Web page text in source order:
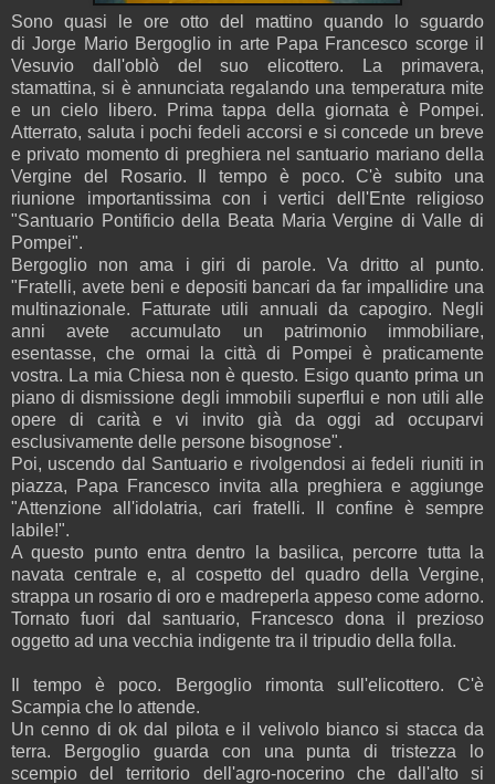
Sono quasi le ore otto del mattino quando lo sguardo
di Jorge Mario Bergoglio in arte Papa Francesco scorge il
Vesuvio dall'oblò del suo elicottero. La primavera,
stamattina, si è annunciata regalando una temperatura mite
e un cielo libero. Prima tappa della giornata è Pompei.
Atterrato, saluta i pochi fedeli accorsi e si concede un breve
e privato momento di preghiera nel santuario mariano della
Vergine del Rosario. Il tempo è poco. C'è subito una
riunione importantissima con i vertici dell'Ente religioso
"Santuario Pontificio della Beata Maria Vergine di Valle di
Pompei".
Bergoglio non ama i giri di parole. Va dritto al punto.
"Fratelli, avete beni e depositi bancari da far impallidire una
multinazionale. Fatturate utili annuali da capogiro. Negli
anni avete accumulato un patrimonio immobiliare,
esentasse, che ormai la città di Pompei è praticamente
vostra. La mia Chiesa non è questo. Esigo quanto prima un
piano di dismissione degli immobili superflui e non utili alle
opere di carità e vi invito già da oggi ad occuparvi
esclusivamente delle persone bisognose".
Poi, uscendo dal Santuario e rivolgendosi ai fedeli riuniti in
piazza, Papa Francesco invita alla preghiera e aggiunge
"Attenzione all'idolatria, cari fratelli. Il confine è sempre
labile!".
A questo punto entra dentro la basilica, percorre tutta la
navata centrale e, al cospetto del quadro della Vergine,
strappa un rosario di oro e madreperla appeso come adorno.
Tornato fuori dal santuario, Francesco dona il prezioso
oggetto ad una vecchia indigente tra il tripudio della folla.
Il tempo è poco. Bergoglio rimonta sull'elicottero. C'è
Scampia che lo attende.
Un cenno di ok dal pilota e il velivolo bianco si stacca da
terra. Bergoglio guarda con una punta di tristezza lo
scempio del territorio dell'agro-nocerino che dall'alto si